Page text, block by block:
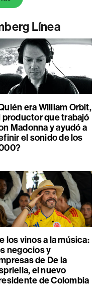
Línea
era William Orbit,
productor que trabajó
Madonna y ayudó a
el sonido de los
los vinos a la música:
negocios y
de De la
el nuevo
de Colombia